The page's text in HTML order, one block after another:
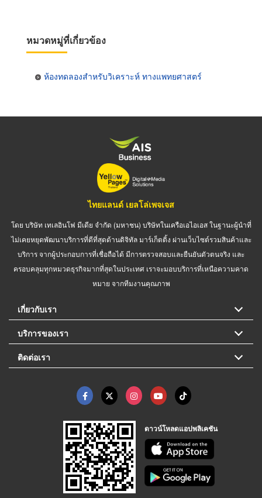
หมวดหมู่ที่เกี่ยวข้อง
ห้องทดลองสำหรับวิเคราะห์ ทางแพทยศาสตร์
ไทยแลนด์ เยลโล่เพจเจส
โดย บริษัท เทเลอินโฟ มีเดีย จำกัด (มหาชน) บริษัทในเครือเอไอเอส ในฐานะผู้นำที่
ไม่เคยหยุดพัฒนาบริการที่ดีที่สุดด้านดิจิทัล มาร์เก็ตติ้ง ผ่านเว็บไซต์รวมสินค้าและ
บริการ จากผู้ประกอบการที่เชื่อถือได้ มีการตรวจสอบและยืนยันตัวตนจริง และ
ครอบคลุมทุกหมวดธุรกิจมากที่สุดในประเทศ เราจะมอบบริการที่เหนือความคาด
หมาย จากทีมงานคุณภาพ
เกี่ยวกับเรา
บริการของเรา
ติดต่อเรา
ดาวน์โหลดแอปพลิเคชัน